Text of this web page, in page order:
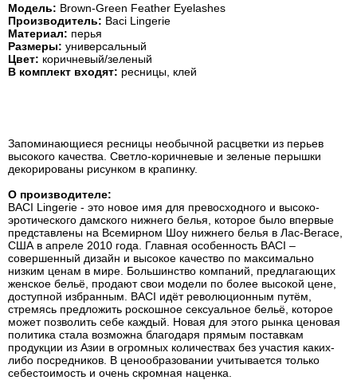
Модель: Brown-Green Feather Eyelashes
Производитель: Baci Lingerie
Материал: перья
Размеры: универсальный
Цвет: коричневый/зеленый
В комплект входят: ресницы, клей
Запоминающиеся ресницы необычной расцветки из перьев
высокого качества. Светло-коричневые и зеленые перышки
декорированы рисунком в крапинку.
О производителе:
BACI Lingerie - это новое имя для превосходного и высоко-
эротического дамского нижнего белья, которое было впервые
представлены на Всемирном Шоу нижнего белья в Лас-Вегасе,
США в апреле 2010 года. Главная особенность BACI –
совершенный дизайн и высокое качество по максимально
низким ценам в мире. Большинство компаний, предлагающих
женское бельё, продают свои модели по более высокой цене,
доступной избранным. BACI идёт революционным путём,
стремясь предложить роскошное сексуальное бельё, которое
может позволить себе каждый. Новая для этого рынка ценовая
политика стала возможна благодаря прямым поставкам
продукции из Азии в огромных количествах без участия каких-
либо посредников. В ценообразовании учитывается только
себестоимость и очень скромная наценка.